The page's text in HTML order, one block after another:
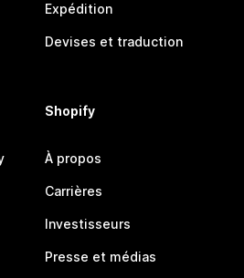
Expédition
Devises et traduction
Shopify
À propos
Carrières
Investisseurs
Presse et médias